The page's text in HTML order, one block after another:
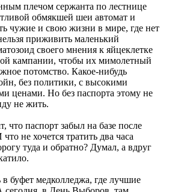
плечом сержанта по лестнице
обмякшей шеи автомат и
чужие и свою жизни в мире, где нет
приживить маленький
своего мнения к яйцеклетке
кампании, чтобы их мимолетный
потомство. Какое-нибудь
без политики, с высокими
ценами. Но без паспорта этому не
не жить.
что паспорт забыл на базе после
не хочется тратить два часа
туда и обратно? Думал, а вдруг
в буфет медколледжа, где лучшие